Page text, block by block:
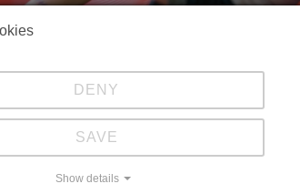
Sessellift
DENY
SAVE
Show details